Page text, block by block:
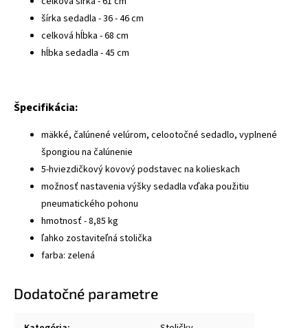
šírka sedadla - 36 - 46 cm
celková hĺbka - 68 cm
hĺbka sedadla - 45 cm
Špecifikácia:
mäkké, čalúnené velúrom, celootočné sedadlo, vyplnené
špongiou na čalúnenie
5-hviezdičkový kovový podstavec na kolieskach
možnosť nastavenia výšky sedadla vďaka použitiu
pneumatického pohonu
hmotnosť - 8,85 kg
ľahko zostaviteľná stolička
farba: zelená
Dodatočné parametre